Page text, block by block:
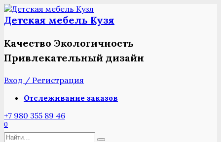
Перейти
к
содержанию
Детская мебель Кузя
Качество Экологичность
Привлекательный дизайн
Вход / Регистрация
Отслеживание заказов
+7 980 355 89 46
0
Search